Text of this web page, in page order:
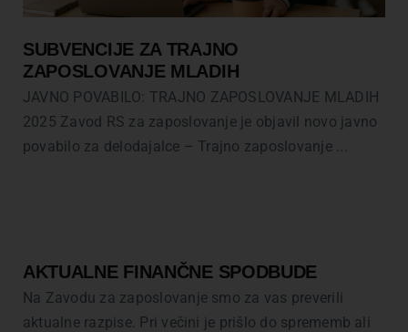
SUBVENCIJE ZA TRAJNO
ZAPOSLOVANJE MLADIH
JAVNO POVABILO: TRAJNO ZAPOSLOVANJE MLADIH
2025 Zavod RS za zaposlovanje je objavil novo javno
povabilo za delodajalce – Trajno zaposlovanje ...
AKTUALNE FINANČNE SPODBUDE
Na Zavodu za zaposlovanje smo za vas preverili
aktualne razpise. Pri večini je prišlo do sprememb ali